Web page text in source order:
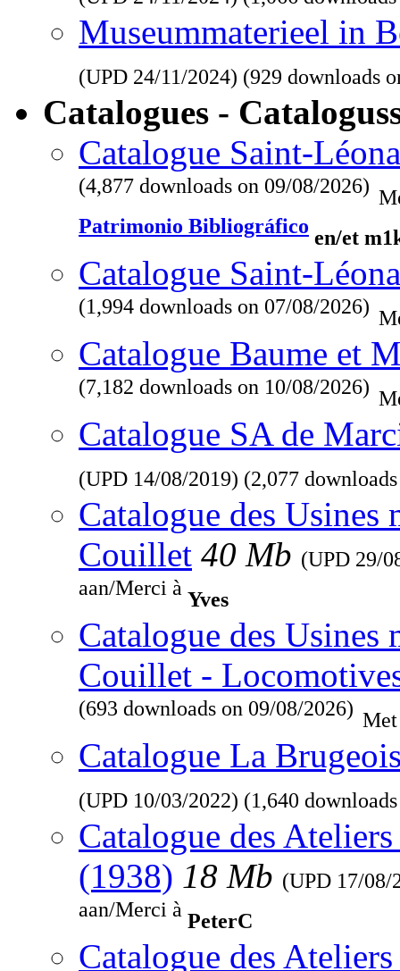
Museummaterieel in
(UPD 24/11/2024) (929 downloads
Catalogues -
Catalogue Saint-
(4,877 downloads on 09/08/2026)
Patrimonio Bibliográfico en/et
Catalogue Saint-
(1,994 downloads on 07/08/2026)
Catalogue Baume et
(7,182 downloads on 10/08/2026)
Catalogue SA de
(UPD 14/08/2019) (2,077
Catalogue des
Couillet 40 Mb (UPD 29/
aan/Merci à Yves
Catalogue des
Couillet -
(693 downloads on 09/08/2026)
Catalogue La
(UPD 10/03/2022) (1,640
Catalogue des
(1938) 18 Mb (UPD 17/08/
aan/Merci à PeterC
Catalogue des